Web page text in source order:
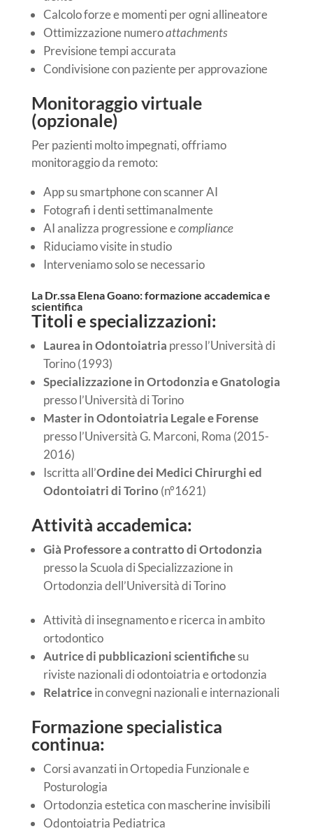
Calcolo forze e momenti per ogni allineatore
Ottimizzazione numeroattachments
Previsione tempi accurata
Condivisione con paziente per approvazione
Monitoraggio virtuale
(opzionale)
Per pazienti molto impegnati, offriamo
monitoraggio da remoto:
App su smartphone con scanner AI
Fotografi i denti settimanalmente
AI analizza progressione ecompliance
Riduciamo visite in studio
Interveniamo solo se necessario
La Dr.ssa Elena Goano: formazione accademica e
scientifica
Titoli e specializzazioni:
Laurea in Odontoiatria presso l’Università di
Torino (1993)
Specializzazione in Ortodonzia e Gnatologia
presso l’Università di Torino
Master in Odontoiatria Legale e Forense
presso l’Università G. Marconi, Roma (2015-
2016)
Iscritta all’Ordine dei Medici Chirurghi ed
Odontoiatri di Torino (n°1621)
Attività accademica:
Già Professore a contratto di Ortodonzia
presso la Scuola di Specializzazione in
Ortodonzia dell’Università di Torino
Attività di insegnamento e ricerca in ambito
ortodontico
Autrice di pubblicazioni scientifichesu
riviste nazionali di odontoiatria e ortodonzia
Relatricein convegni nazionali e internazionali
Formazione specialistica
continua:
Corsi avanzati in Ortopedia Funzionale e
Posturologia
Ortodonzia estetica con mascherine invisibili
Odontoiatria Pediatrica